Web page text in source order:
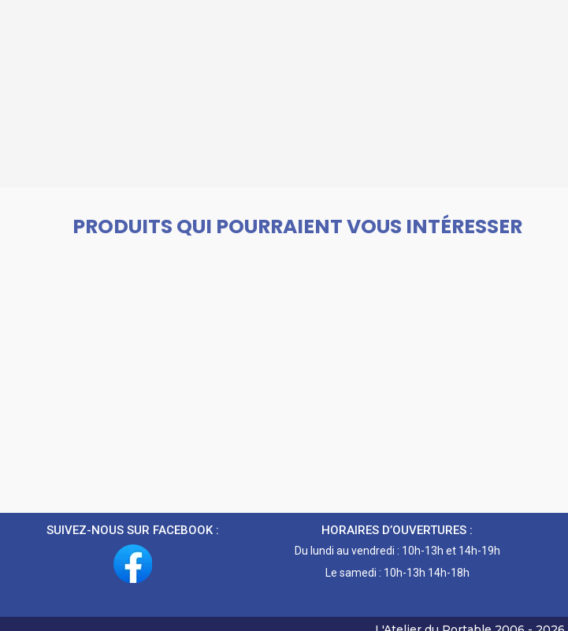
PRODUITS QUI POURRAIENT VOUS INTÉRESSER
SUIVEZ-NOUS SUR FACEBOOK : HORAIRES D’OUVERTURES :
Du lundi au vendredi : 10h-13h et 14h-19h
Le samedi : 10h-13h 14h-18h